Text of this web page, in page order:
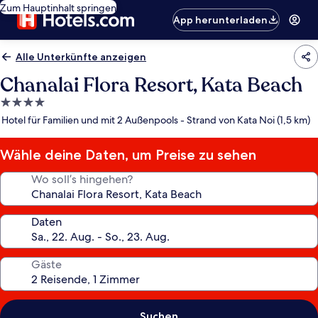
Zum Hauptinhalt springen
App herunterladen
Alle Unterkünfte anzeigen
Chanalai Flora Resort, Kata Beach
4.0-
Sterne-
Hotel für Familien und mit 2 Außenpools - Strand von Kata Noi (1,5 km)
Wähle deine Daten, um Preise zu sehen
Wo soll’s hingehen?
Daten
Gäste